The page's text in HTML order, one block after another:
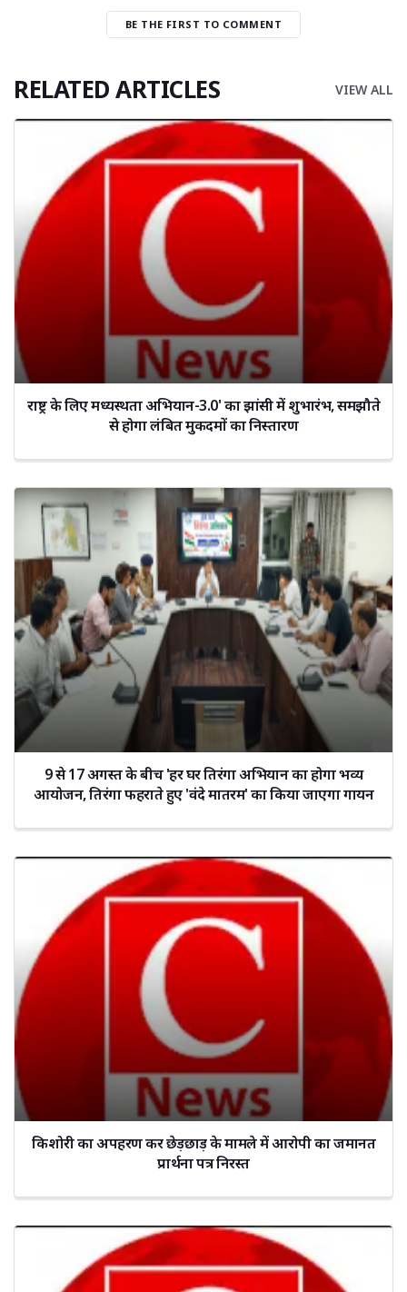
BE THE FIRST TO COMMENT
RELATED ARTICLES VIEW ALL
राष्ट्र के लिए मध्यस्थता अभियान-3.0' का झांसी में शुभारंभ, समझौते
से होगा लंबित मुकदमों का निस्तारण
9 से 17 अगस्त के बीच 'हर घर तिरंगा अभियान का होगा भव्य
आयोजन, तिरंगा फहराते हुए 'वंदे मातरम' का किया जाएगा गायन
किशोरी का अपहरण कर छेड़छाड़ के मामले में आरोपी का जमानत
प्रार्थना पत्र निरस्त